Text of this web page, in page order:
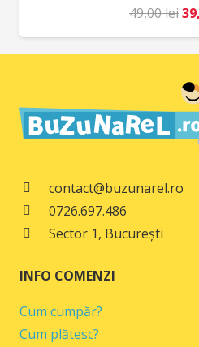
49,00lei
a
contact@buzunarel.ro
0726.697.486
Sector 1, București
INFO COMENZI
Cum cumpăr?
Cum plătesc?